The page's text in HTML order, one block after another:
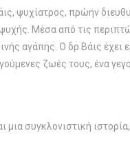
ψυχίατρος, πρώην
Mέσα από τις
αγάπης. O δρ Bάις έχει
ζωές τους, ένα
μια συγκλονιστική